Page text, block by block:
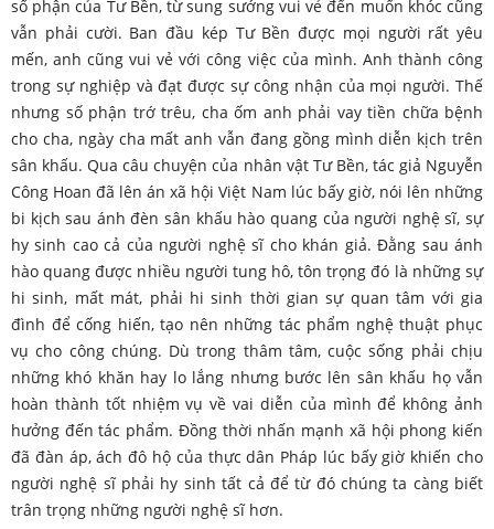
số phận của Tư Bền, từ sung sướng vui vẻ đến muốn khóc cũng
vẫn phải cười. Ban đầu kép Tư Bền được mọi người rất yêu
mến, anh cũng vui vẻ với công việc của mình. Anh thành công
trong sự nghiệp và đạt được sự công nhận của mọi người. Thế
nhưng số phận trớ trêu, cha ốm anh phải vay tiền chữa bệnh
cho cha, ngày cha mất anh vẫn đang gồng mình diễn kịch trên
sân khấu. Qua câu chuyện của nhân vật Tư Bền, tác giả Nguyễn
Công Hoan đã lên án xã hội Việt Nam lúc bấy giờ, nói lên những
bi kịch sau ánh đèn sân khấu hào quang của người nghệ sĩ, sự
hy sinh cao cả của người nghệ sĩ cho khán giả. Đằng sau ánh
hào quang được nhiều người tung hô, tôn trọng đó là những sự
hi sinh, mất mát, phải hi sinh thời gian sự quan tâm với gia
đình để cống hiến, tạo nên những tác phẩm nghệ thuật phục
vụ cho công chúng. Dù trong thâm tâm, cuộc sống phải chịu
những khó khăn hay lo lắng nhưng bước lên sân khấu họ vẫn
hoàn thành tốt nhiệm vụ về vai diễn của mình để không ảnh
hưởng đến tác phẩm. Đồng thời nhấn mạnh xã hội phong kiến
đã đàn áp, ách đô hộ của thực dân Pháp lúc bấy giờ khiến cho
người nghệ sĩ phải hy sinh tất cả để từ đó chúng ta càng biết
trân trọng những người nghệ sĩ hơn.